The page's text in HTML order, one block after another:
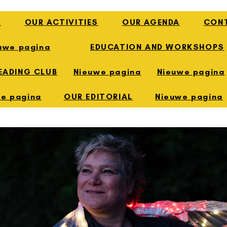
OUR ACTIVITIES OUR AGENDA
pagina EDUCATION AND WORKSHOPS
CLUB Nieuwe pagina Nieuwe pagina
pagina OUR EDITORIAL Nieuwe pagina